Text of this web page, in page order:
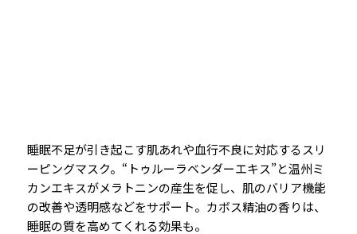
睡眠不足が引き起こす肌あれや血行不良に対応するスリ
ーピングマスク。“トゥルーラベンダーエキス”と温州ミ
カンエキスがメラトニンの産生を促し、肌のバリア機能
の改善や透明感などをサポート。カボス精油の香りは、
睡眠の質を高めてくれる効果も。